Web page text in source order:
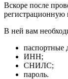
Вскоре после
регистрационную
В ней вам
паспортные
ИНН;
СНИЛС;
пароль.